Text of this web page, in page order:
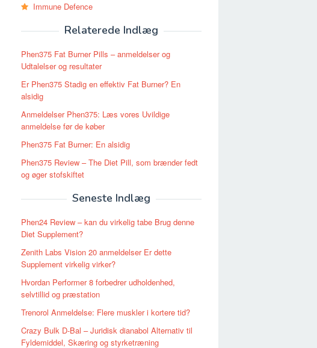
Immune Defence
Relaterede Indlæg
Phen375 Fat Burner Pills – anmeldelser og
Udtalelser og resultater
Er Phen375 Stadig en effektiv Fat Burner? En
alsidig
Anmeldelser Phen375: Læs vores Uvildige
anmeldelse før de køber
Phen375 Fat Burner: En alsidig
Phen375 Review – The Diet Pill, som brænder fedt
og øger stofskiftet
Seneste Indlæg
Phen24 Review – kan du virkelig tabe Brug denne
Diet Supplement?
Zenith Labs Vision 20 anmeldelser Er dette
Supplement virkelig virker?
Hvordan Performer 8 forbedrer udholdenhed,
selvtillid og præstation
Trenorol Anmeldelse: Flere muskler i kortere tid?
Crazy Bulk D-Bal – Juridisk dianabol Alternativ til
Fyldemiddel, Skæring og styrketræning